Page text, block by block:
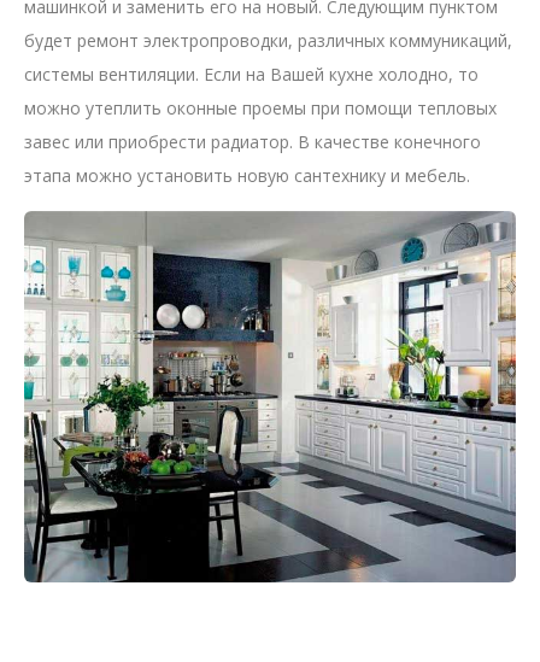
машинкой и заменить его на новый. Следующим пунктом
будет ремонт электропроводки, различных коммуникаций,
системы вентиляции. Если на Вашей кухне холодно, то
можно утеплить оконные проемы при помощи тепловых
завес или приобрести радиатор. В качестве конечного
этапа можно установить новую сантехнику и мебель.